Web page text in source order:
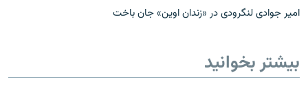
امير جوادی لنگرودی در «زندان اوين» جان باخت
بیشتر بخوانید